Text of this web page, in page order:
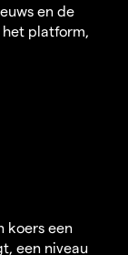
en de
platform,
koers een
een niveau